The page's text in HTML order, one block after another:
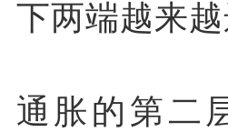
下两端越来
通胀的第二